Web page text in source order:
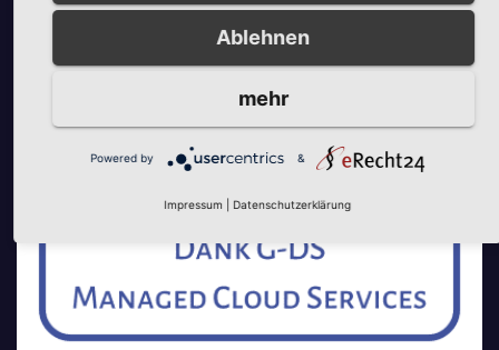
Ablehnen
mehr
Powered by &
Impressum Datenschutzerklärung